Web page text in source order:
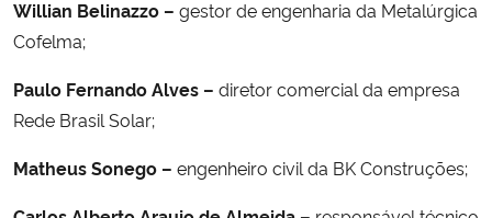
Willian Belinazzo – gestor de engenharia da Metalúrgica
Cofelma;
Paulo Fernando Alves – diretor comercial da empresa
Rede Brasil Solar;
Matheus Sonego – engenheiro civil da BK Construções;